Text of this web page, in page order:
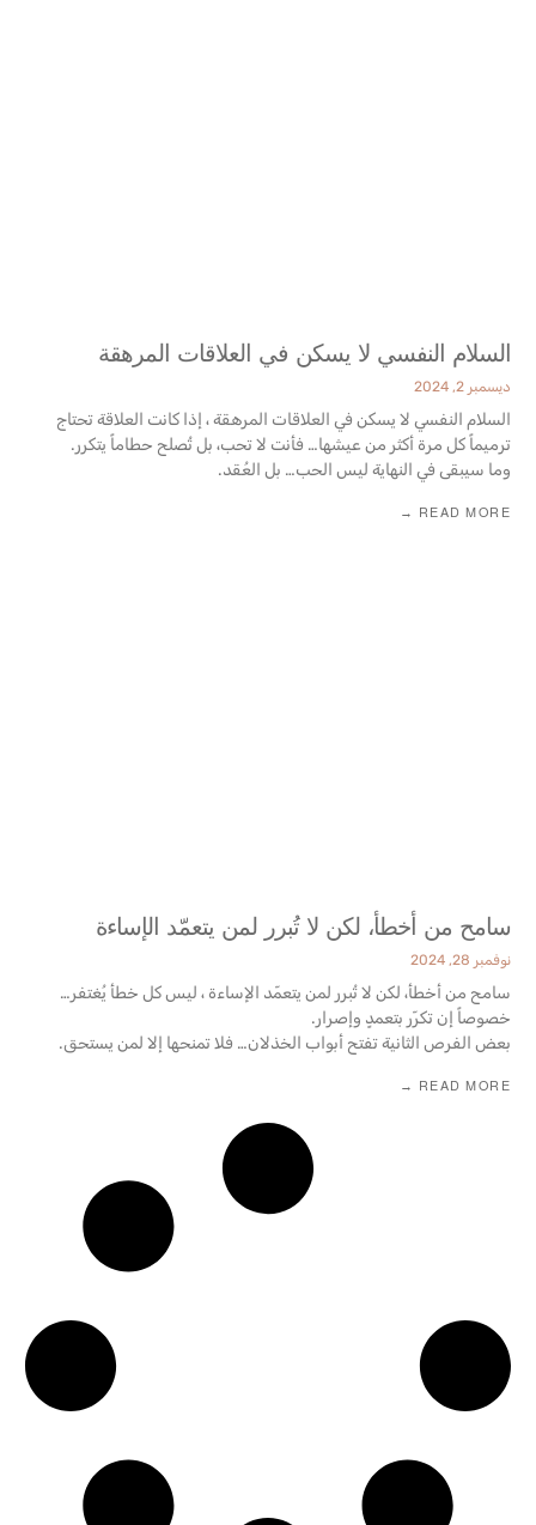
السلام النفسي لا يسكن في العلاقات المرهقة
ديسمبر 2, 2024
السلام النفسي لا يسكن في العلاقات المرهقة ، إذا كانت العلاقة تحتاج
ترميماً كل مرة أكثر من عيشها… فأنت لا تحب، بل تُصلح حطاماً يتكرر.
وما سيبقى في النهاية ليس الحب… بل العُقد.
READ MORE →
سامح من أخطأ، لكن لا تُبرر لمن يتعمّد الإساءة
نوفمبر 28, 2024
سامح من أخطأ، لكن لا تُبرر لمن يتعمّد الإساءة ، ليس كل خطأ يُغتفر…
خصوصاً إن تكرّر بتعمدٍ وإصرار.
بعض الفرص الثانية تفتح أبواب الخذلان… فلا تمنحها إلا لمن يستحق.
READ MORE →